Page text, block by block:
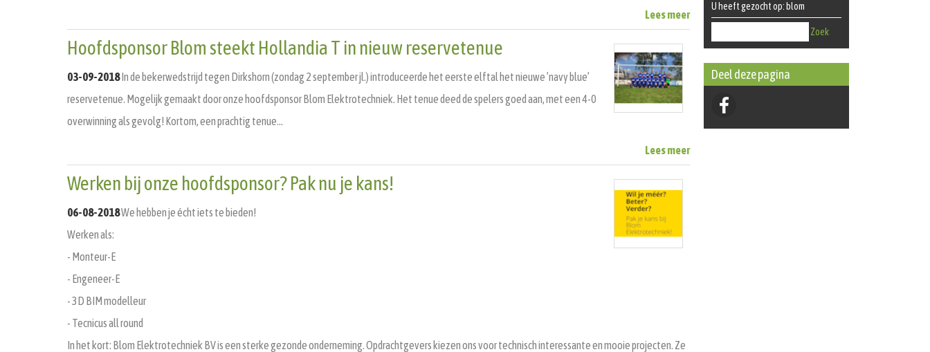
Lees meer
Hoofdsponsor Blom steekt Hollandia T in nieuw reservetenue
03-09-2018In de bekerwedstrijd tegen Dirkshorn (zondag 2 september jl.) introduceerde het eerste elftal het nieuwe ’navy blue’
reservetenue. Mogelijk gemaakt door onze hoofdsponsor Blom Elektrotechniek. Het tenue deed de spelers goed aan, met een 4-0
overwinning als gevolg! Kortom, een prachtig tenue…
Lees meer
Werken bij onze hoofdsponsor? Pak nu je kans!
06-08-2018We hebben je écht iets te bieden!
Werken als:
- Monteur-E
- Engeneer-E
- 3D BIM modelleur
- Tecnicus all round
In het kort: Blom Elektrotechniek BV is een sterke gezonde onderneming. Opdrachtgevers kiezen ons voor technisch interessante en mooie projecten. Ze
U heeft gezocht op: blom
Zoek
Deel deze pagina